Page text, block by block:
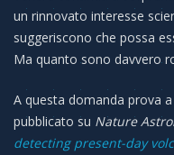
un rinnovato interesse
suggeriscono che possa
Ma quanto sono davvero
A questa domanda prova
pubblicato su Nature
detecting present-day